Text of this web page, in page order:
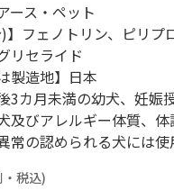
ース・ペット
)】フェノトリン、ピリプ
リセライド
製造地】日本
3カ月未満の幼犬、妊娠
及びアレルギー体質、
常の認められる犬には使
税込)